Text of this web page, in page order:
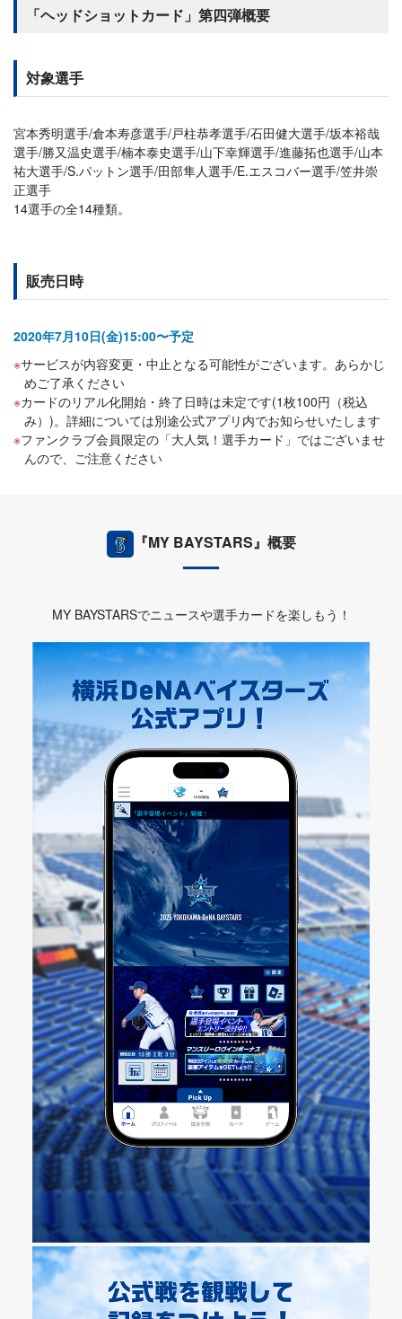
「ヘッドショットカード」第四弾概要
対象選手
宮本秀明選手/倉本寿彦選手/戸柱恭孝選手/石田健大選手/坂本裕哉
選手/勝又温史選手/楠本泰史選手/山下幸輝選手/進藤拓也選手/山本
祐大選手/S.パットン選手/田部隼人選手/E.エスコバー選手/笠井崇
正選手
14選手の全14種類。
販売日時
2020年7月10日(金)15:00〜予定
サービスが内容変更・中止となる可能性がございます。あらかじ
めご了承ください
カードのリアル化開始・終了日時は未定です(1枚100円（税込
み）)。詳細については別途公式アプリ内でお知らせいたします
ファンクラブ会員限定の「大人気！選手カード」ではございませ
んので、ご注意ください
『MY BAYSTARS』概要
MY BAYSTARSでニュースや選手カードを楽しもう！